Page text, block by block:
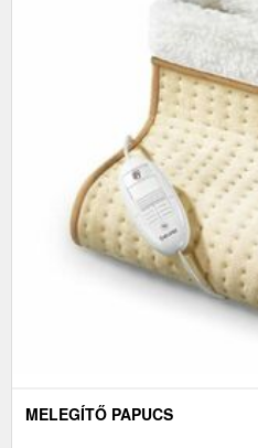
MELEGÍTŐ PAPUCS